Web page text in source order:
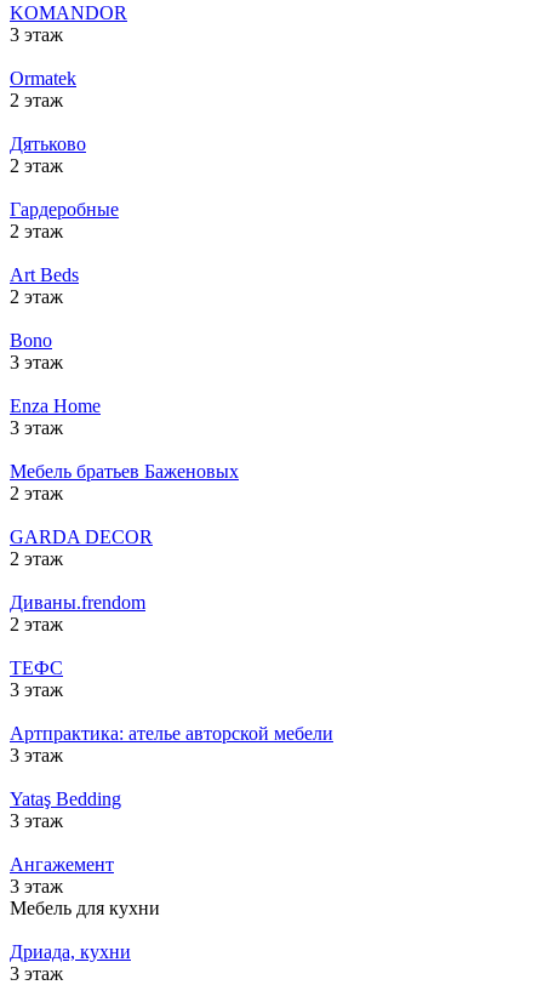
KOMANDOR
3 этаж
Ormatek
2 этаж
Дятьково
2 этаж
Гардеробные
2 этаж
Art Beds
2 этаж
Bono
3 этаж
Enza Home
3 этаж
Мебель братьев Баженовых
2 этаж
GARDA DECOR
2 этаж
Диваны.frendom
2 этаж
ТЕФС
3 этаж
Артпрактика: ателье авторской мебели
3 этаж
Yataş Bedding
3 этаж
Ангажемент
3 этаж
Мебель для кухни
Дриада, кухни
3 этаж